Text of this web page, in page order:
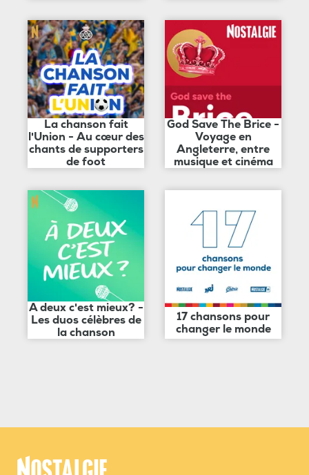
La chanson fait
l'Union - Au cœur des
chants de supporters
de foot
God Save The Brice -
Voyage en
Angleterre, entre
musique et cinéma
A deux c'est mieux? -
Les duos célèbres de
la chanson
17 chansons pour
changer le monde